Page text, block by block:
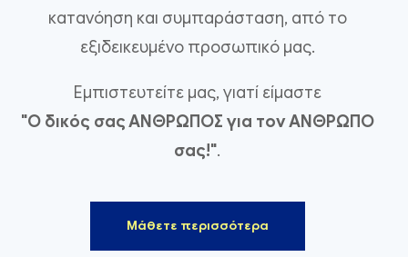
κατανόηση και συμπαράσταση, από το
εξιδεικευμένο προσωπικό μας.
Εμπιστευτείτε μας, γιατί είμαστε
"Ο δικός σας ΑΝΘΡΩΠΟΣ για τον ΑΝΘΡΩΠΟ
σας!".
Μάθετε περισσότερα